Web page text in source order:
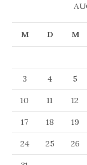
M D M
3
4 5
10
11 12
17
18 19
24
25 26